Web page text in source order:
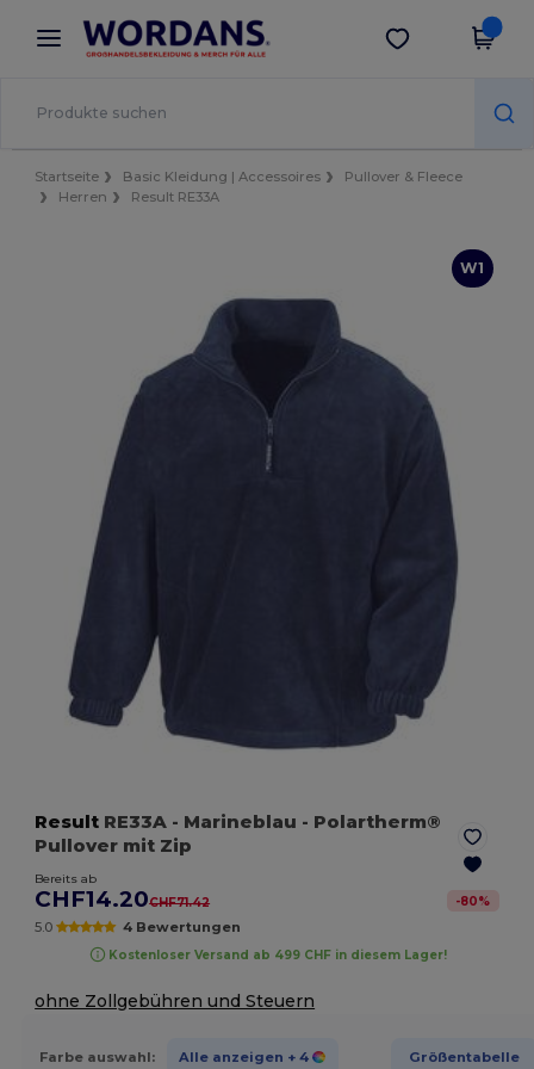
× Wordans App
Bessere Preise in der App!
App holen
Startseite Basic Kleidung | Accessoires
Pullover & Fleece
Herren
Result RE33A
W1
Result RE33A - Marineblau - Polartherm®
Pullover mit Zip
Bereits ab
CHF14.20CHF71.42 -80%
5.0 4 Bewertungen
Kostenloser Versand ab 499 CHF in diesem Lager!
ohne Zollgebühren und Steuern
Farbe auswahl: Alle anzeigen + 4 Größentabelle